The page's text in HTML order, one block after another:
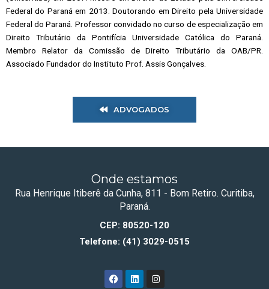
Federal do Paraná em 2013. Doutorando em Direito pela Universidade
Federal do Paraná. Professor convidado no curso de especialização em
Direito Tributário da Pontifícia Universidade Católica do Paraná.
Membro Relator da Comissão de Direito Tributário da OAB/PR.
Associado Fundador do Instituto Prof. Assis Gonçalves.
ADVOGADOS
Onde estamos
Rua Henrique Itiberê da Cunha, 811 - Bom Retiro. Curitiba,
Paraná.
CEP: 80520-120
Telefone: (41) 3029-0515
F
a
L
i
I
n